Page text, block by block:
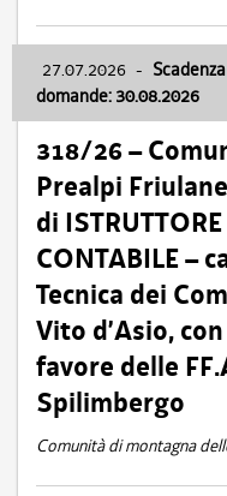
27.07.2026 -
domande: 30.08.2026
318/26 –
Prealpi
di
CONTABILE –
Tecnica dei
Vito d’Asio,
favore delle
Spilimbergo
Comunità di montagna